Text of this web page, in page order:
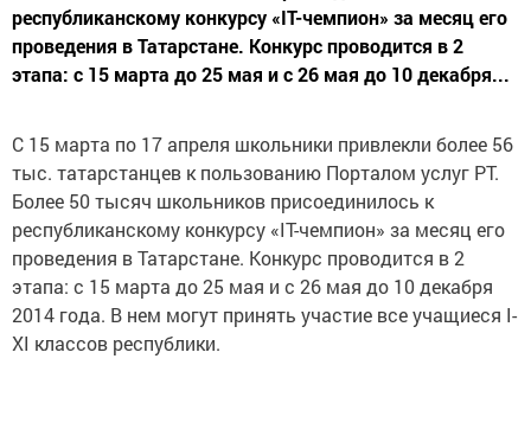
республиканскому конкурсу «IT-чемпион» за месяц его
проведения в Татарстане. Конкурс проводится в 2
этапа: с 15 марта до 25 мая и с 26 мая до 10 декабря...
С 15 марта по 17 апреля школьники привлекли более 56
тыс. татарстанцев к пользованию Порталом услуг РТ.
Более 50 тысяч школьников присоединилось к
республиканскому конкурсу «IT-чемпион» за месяц его
проведения в Татарстане. Конкурс проводится в 2
этапа: с 15 марта до 25 мая и с 26 мая до 10 декабря
2014 года. В нем могут принять участие все учащиеся I-
XI классов республики.